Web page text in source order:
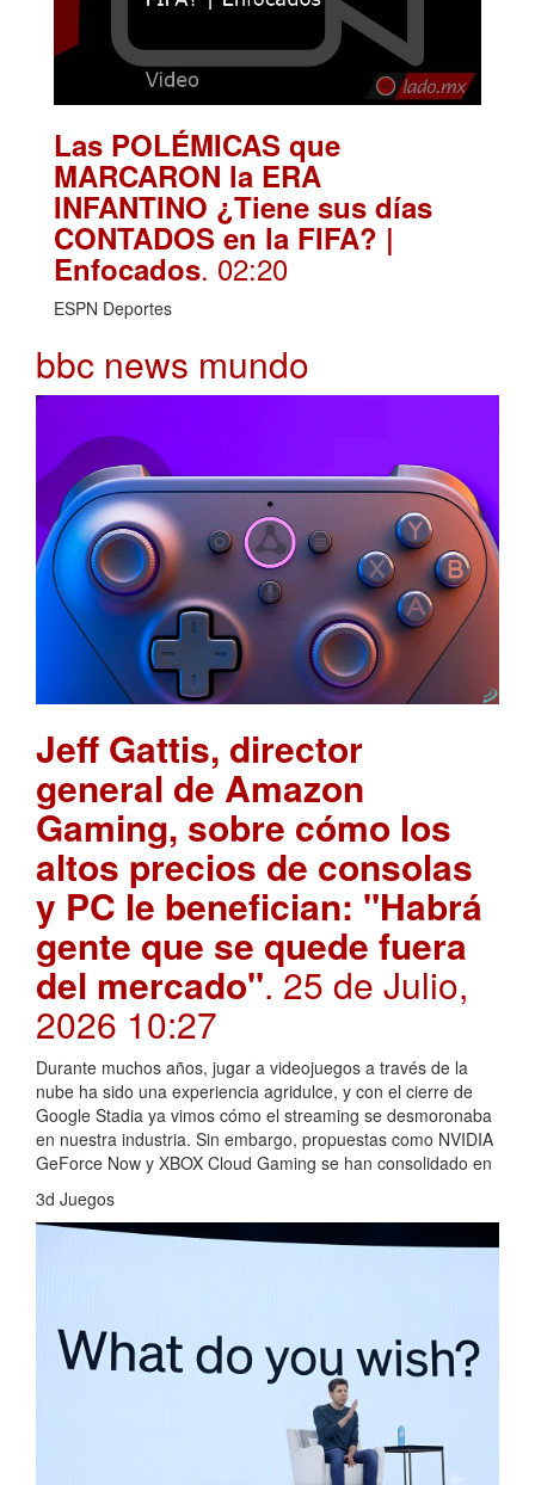
Las POLÉMICAS que
MARCARON la ERA
INFANTINO ¿Tiene sus días
CONTADOS en la FIFA? |
Enfocados. 02:20
ESPN Deportes
bbc news mundo
Jeff Gattis, director
general de Amazon
Gaming, sobre cómo los
altos precios de consolas
y PC le benefician: "Habrá
gente que se quede fuera
del mercado". 25 de Julio,
2026 10:27
Durante muchos años, jugar a videojuegos a través de la
nube ha sido una experiencia agridulce, y con el cierre de
Google Stadia ya vimos cómo el streaming se desmoronaba
en nuestra industria. Sin embargo, propuestas como NVIDIA
GeForce Now y XBOX Cloud Gaming se han consolidado en
3d Juegos